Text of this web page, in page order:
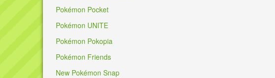
Pokémon Pocket
Pokémon UNITE
Pokémon Pokopia
Pokémon Friends
New Pokémon Snap